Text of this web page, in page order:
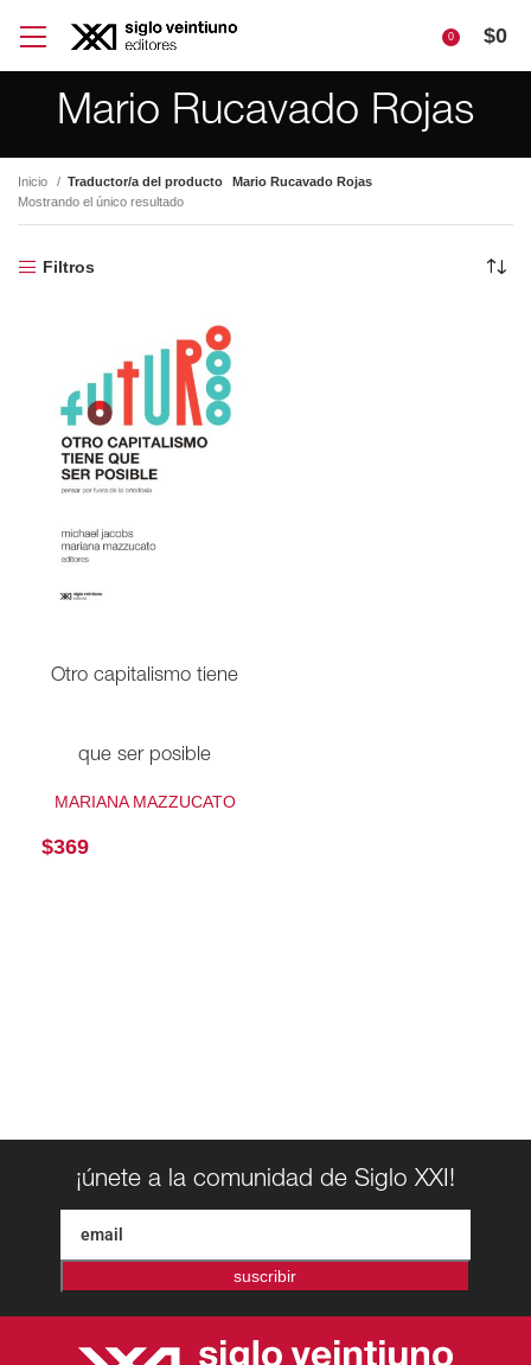
0 $0
Mario Rucavado Rojas
Inicio Traductor/a del producto
Mario Rucavado Rojas
Mostrando el único resultado
Filtros
Otro capitalismo tiene
que ser posible
MARIANA MAZZUCATO
$369
¡únete a la comunidad de Siglo XXI!
suscribir